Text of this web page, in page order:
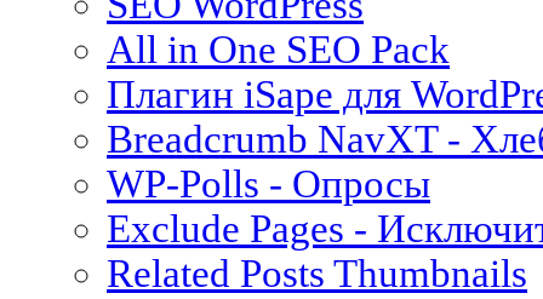
All in One SEO Pack
Плагин iSape для
Breadcrumb NavXT -
WP-Polls - Опросы
Exclude Pages -
Related Posts Thumbnails